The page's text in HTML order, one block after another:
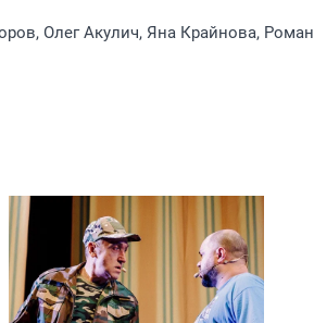
Олег Акулич, Яна Крайнова, Роман